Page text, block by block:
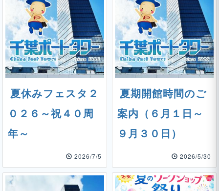
夏休みフェスタ２
０２６～祝４０周
年～
2026/7/5
夏期開館時間のご
案内（６月１日～
９月３０日）
2026/5/30